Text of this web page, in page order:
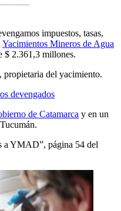
impuestos, tasas,
Yacimientos Mineros de Agua
2.361,3 millones.
propietaria del yacimiento.
de Catamarca y en un
a YMAD”, página 54 del